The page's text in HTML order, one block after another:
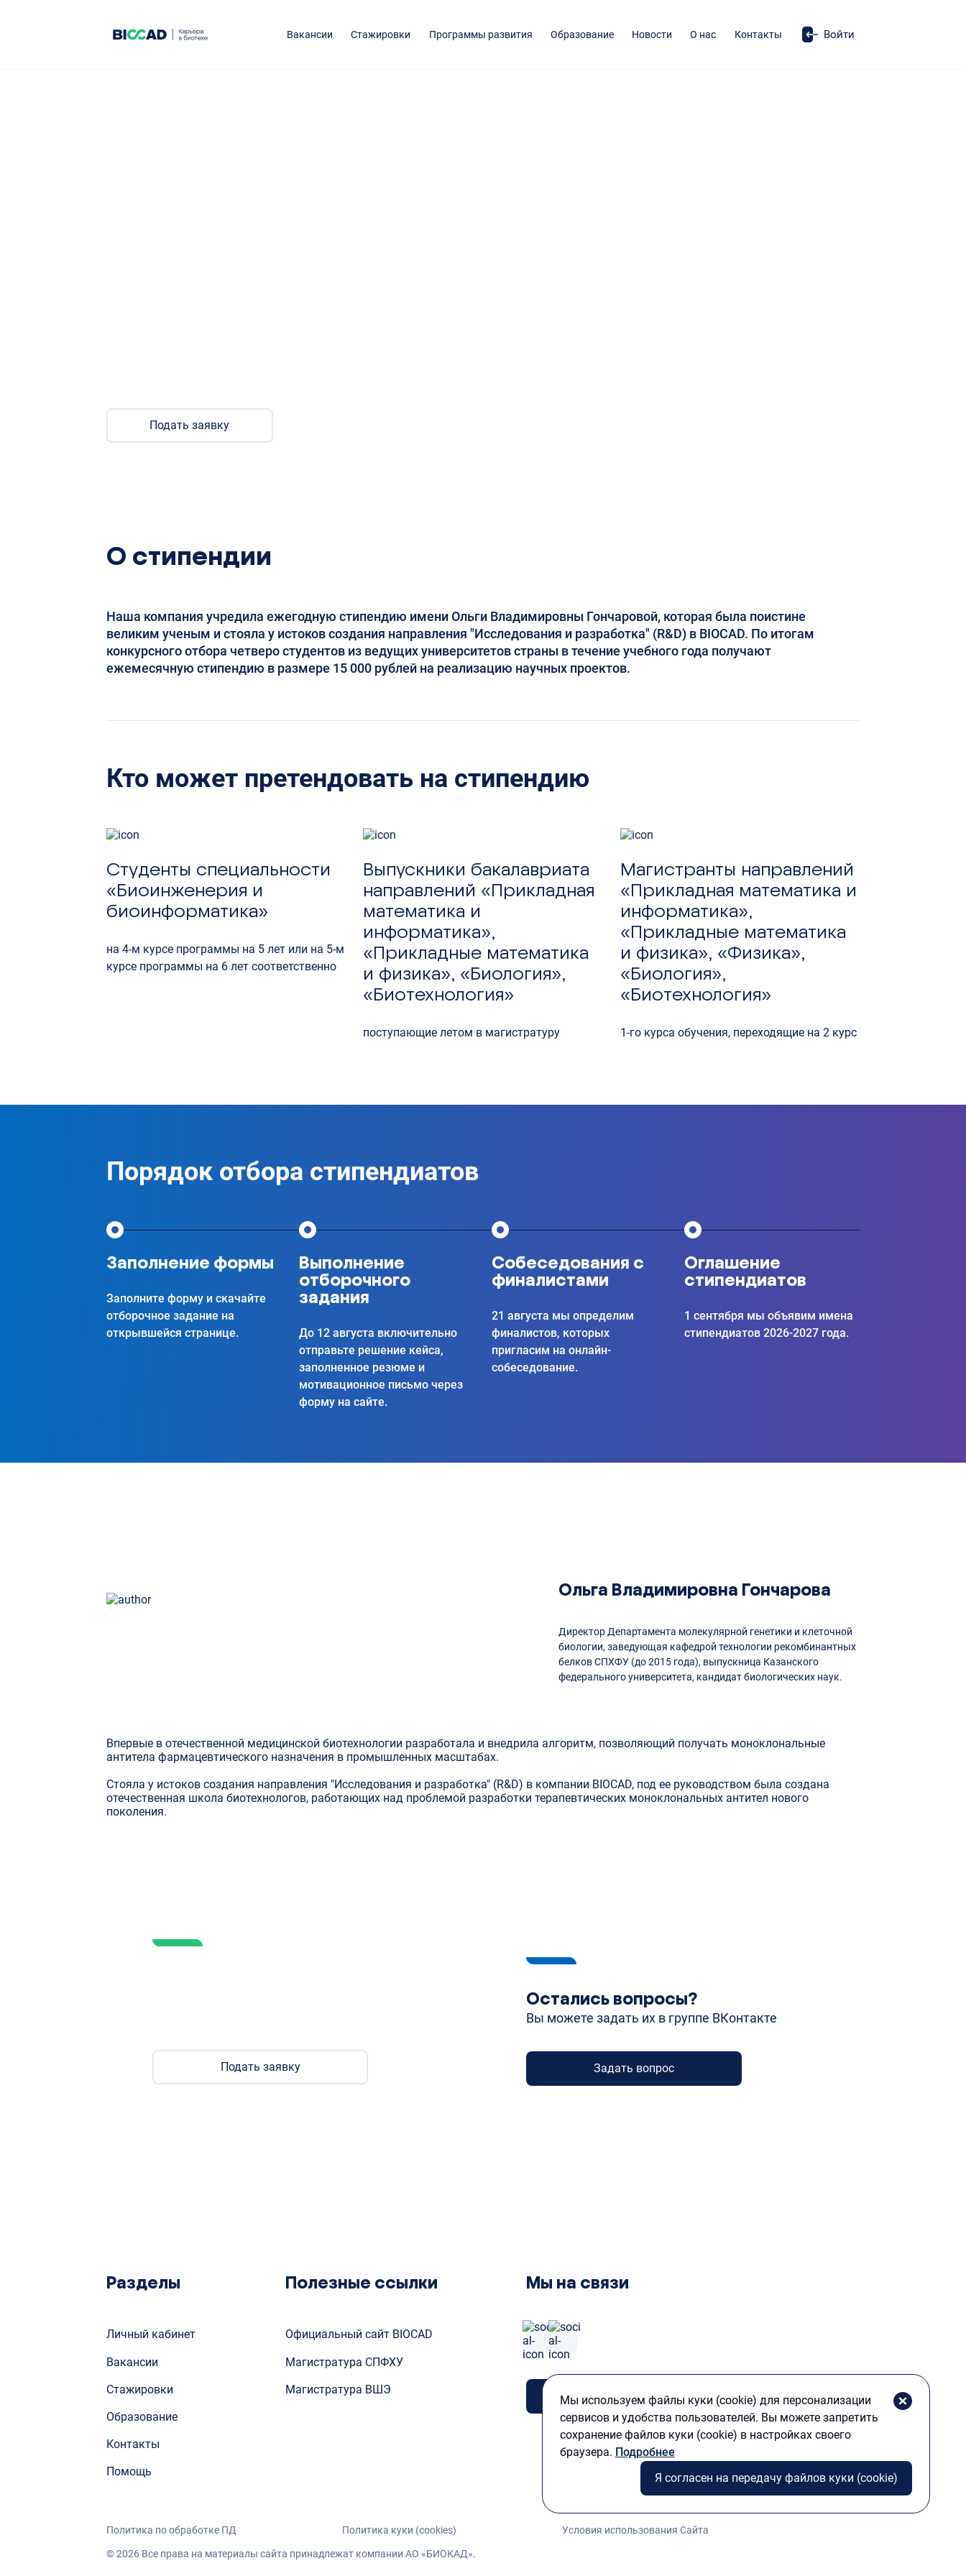
Мы используем файлы куки (cookie) для персонализации
сервисов и удобства пользователей. Вы можете запретить
сохранение файлов куки (cookie) в настройках своего
браузера. Подробнее
Я согласен на передачу файлов куки (cookie)
Вакансии Стажировки Программы развития Образование Новости О нас Контакты Войти
Подать заявку
О стипендии
Наша компания учредила ежегодную стипендию имени Ольги Владимировны Гончаровой, которая была поистине
великим ученым и стояла у истоков создания направления "Исследования и разработка" (R&D) в BIOCAD. По итогам
конкурсного отбора четверо студентов из ведущих университетов страны в течение учебного года получают
ежемесячную стипендию в размере 15 000 рублей на реализацию научных проектов.
Кто может претендовать на стипендию
Студенты специальности
«Биоинженерия и
биоинформатика»
на 4-м курсе программы на 5 лет или на 5-м
курсе программы на 6 лет соответственно
Выпускники бакалавриата
направлений «Прикладная
математика и
информатика»,
«Прикладные математика
и физика», «Биология»,
«Биотехнология»
поступающие летом в магистратуру
Магистранты направлений
«Прикладная математика и
информатика»,
«Прикладные математика
и физика», «Физика»,
«Биология»,
«Биотехнология»
1-го курса обучения, переходящие на 2 курс
Порядок отбора стипендиатов
Заполнение формы
Заполните форму и скачайте
отборочное задание на
открывшейся странице.
Выполнение
отборочного
задания
До 12 августа включительно
отправьте решение кейса,
заполненное резюме и
мотивационное письмо через
форму на сайте.
Собеседования с
финалистами
21 августа мы определим
финалистов, которых
пригласим на онлайн-
собеседование.
Оглашение
стипендиатов
1 сентября мы объявим имена
стипендиатов 2026-2027 года.
Ольга Владимировна Гончарова
Директор Департамента молекулярной генетики и клеточной
биологии, заведующая кафедрой технологии рекомбинантных
белков СПХФУ (до 2015 года), выпускница Казанского
федерального университета, кандидат биологических наук.
Впервые в отечественной медицинской биотехнологии разработала и внедрила алгоритм, позволяющий получать моноклональные
антитела фармацевтического назначения в промышленных масштабах.
Стояла у истоков создания направления "Исследования и разработка" (R&D) в компании BIOCAD, под ее руководством была создана
отечественная школа биотехнологов, работающих над проблемой разработки терапевтических моноклональных антител нового
поколения.
Подать заявку
Остались вопросы?
Вы можете задать их в группе ВКонтакте
Задать вопрос
Разделы
Личный кабинет
Вакансии
Стажировки
Образование
Контакты
Помощь
Полезные ссылки
Официальный сайт BIOCAD
Магистратура СПФХУ
Магистратура ВШЭ
Мы на связи
Задать вопрос Сообщить об ошибке
©2026Все права на материалы сайта принадлежат компании АО «БИОКАД».
Политика по обработке ПД Политика куки (cookies) Условия использования Сайта